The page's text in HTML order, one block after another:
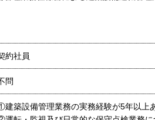
約社員
問
建築設備管理業務の実務経験が5年以上